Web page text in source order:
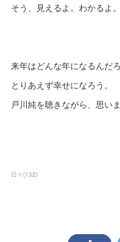
そう、見えるよ。わかるよ。
来年はどんな年になるんだ
とりあえず幸せになろう。
戸川純を聴きながら、思い
日々 (132)